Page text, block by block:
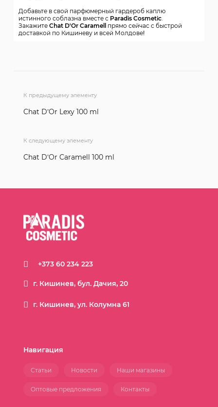
Добавьте в свой парфюмерный гардероб каплю
истинного соблазна вместе с Paradis Cosmetic.
Закажите Chat D'Or Caramell
прямо сейчас с быстрой
доставкой по Кишиневу и всей Молдове!
К предыдущему элементу
Chat D’Or Lexy 100 ml
К следующему элементу
Chat D’Or Caramell 100 ml
г. Кишинев, ул. Колумна 61
+373 60 234 223
г. Кишинев, бул. Дачия, 20
Статьи Новости Наши магазины
Оптовые предложения Контакты
Навигация